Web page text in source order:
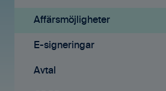
Avtal
Affärsmöjligheter
Rapporter
Fakturering
Fakturering (ny)
Mobilappen
Affärsmöjligheter
E-signeringar
Avtal